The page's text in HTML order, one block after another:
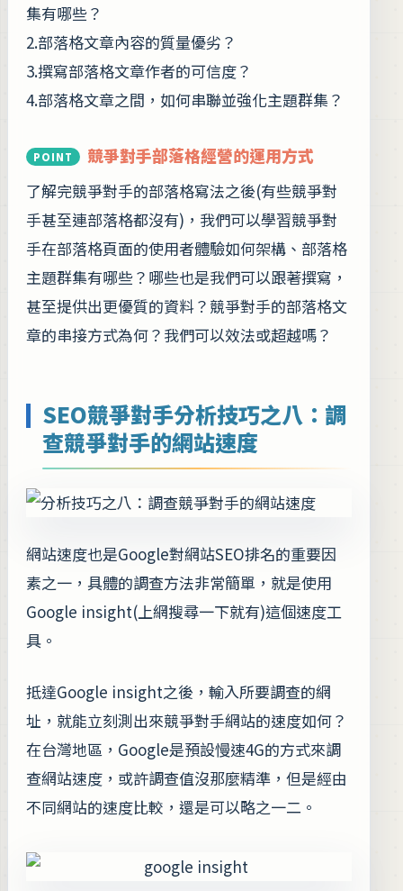
集有哪些？
2.部落格文章內容的質量優劣？
3.撰寫部落格文章作者的可信度？
4.部落格文章之間，如何串聯並強化主題群集？
競爭對手部落格經營的運用方式
了解完競爭對手的部落格寫法之後(有些競爭對
手甚至連部落格都沒有)，我們可以學習競爭對
手在部落格頁面的使用者體驗如何架構、部落格
主題群集有哪些？哪些也是我們可以跟著撰寫，
甚至提供出更優質的資料？競爭對手的部落格文
章的串接方式為何？我們可以效法或超越嗎？
SEO競爭對手分析技巧之八：調
查競爭對手的網站速度
網站速度也是Google對網站SEO排名的重要因
素之一，具體的調查方法非常簡單，就是使用
Google insight(上網搜尋一下就有)這個速度工
具。
抵達Google insight之後，輸入所要調查的網
址，就能立刻測出來競爭對手網站的速度如何？
在台灣地區，Google是預設慢速4G的方式來調
查網站速度，或許調查值沒那麼精準，但是經由
不同網站的速度比較，還是可以略之一二。